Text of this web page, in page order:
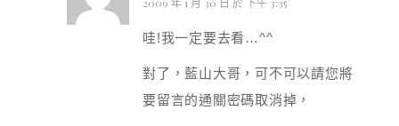
哇!我一定要去看…^^
對了，藍山大哥，可不可以請您將
要留言的通關密碼取消掉，